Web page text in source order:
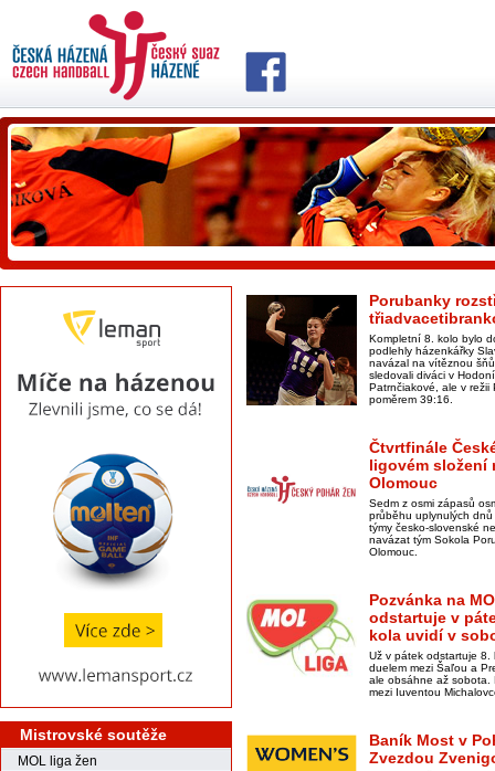
Mistrovské soutěže
MOL liga žen
Porubanky
Kompletní 8. kolo bylo
podlehly házenkářky
navázal na vítěznou
sledovali diváci v
Patrnčiakové, ale v režii
poměrem 39:16.
Čtvrtfinále
ligovém složení
Olomouc
Sedm z osmi zápasů
průběhu uplynulých
týmy česko-slovenské
navázat tým Sokola
Olomouc.
Pozvánka na
odstartuje v
kola uvidí v
Už v pátek odstartuje 8.
duelem mezi Šaľou a
ale obsáhne až sobota.
mezi Iuventou
Baník Most v
Zvezdou